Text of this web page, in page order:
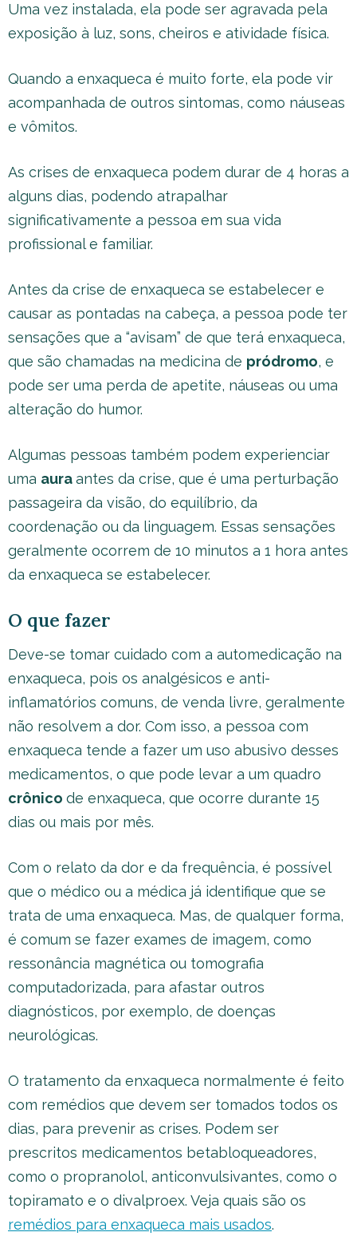
Uma vez instalada, ela pode ser agravada pela
exposição à luz, sons, cheiros e atividade física.
Quando a enxaqueca é muito forte, ela pode vir
acompanhada de outros sintomas, como náuseas
e vômitos.
As crises de enxaqueca podem durar de 4 horas a
alguns dias, podendo atrapalhar
significativamente a pessoa em sua vida
profissional e familiar.
Antes da crise de enxaqueca se estabelecer e
causar as pontadas na cabeça, a pessoa pode ter
sensações que a “avisam” de que terá enxaqueca,
que são chamadas na medicina de pródromo, e
pode ser uma perda de apetite, náuseas ou uma
alteração do humor.
Algumas pessoas também podem experienciar
uma auraantes da crise, que é uma perturbação
passageira da visão, do equilíbrio, da
coordenação ou da linguagem. Essas sensações
geralmente ocorrem de 10 minutos a 1 hora antes
da enxaqueca se estabelecer.
O que fazer
Deve-se tomar cuidado com a automedicação na
enxaqueca, pois os analgésicos e anti-
inflamatórios comuns, de venda livre, geralmente
não resolvem a dor. Com isso, a pessoa com
enxaqueca tende a fazer um uso abusivo desses
medicamentos, o que pode levar a um quadro
crônico de enxaqueca, que ocorre durante 15
dias ou mais por mês.
Com o relato da dor e da frequência, é possível
que o médico ou a médica já identifique que se
trata de uma enxaqueca. Mas, de qualquer forma,
é comum se fazer exames de imagem, como
ressonância magnética ou tomografia
computadorizada, para afastar outros
diagnósticos, por exemplo, de doenças
neurológicas.
O tratamento da enxaqueca normalmente é feito
com remédios que devem ser tomados todos os
dias, para prevenir as crises. Podem ser
prescritos medicamentos betabloqueadores,
como o propranolol, anticonvulsivantes, como o
topiramato e o divalproex. Veja quais são os
remédios para enxaqueca mais usados.